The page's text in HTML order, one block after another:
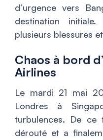
d’urgence vers
destination
plusieurs blessures
Chaos à bord
Airlines
Le mardi 21 mai
Londres à
turbulences. De ce
dérouté et a